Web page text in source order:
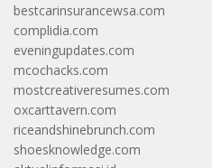
bestcarinsurancewsa.com
complidia.com
eveningupdates.com
mcochacks.com
mostcreativeresumes.com
oxcarttavern.com
riceandshinebrunch.com
shoesknowledge.com